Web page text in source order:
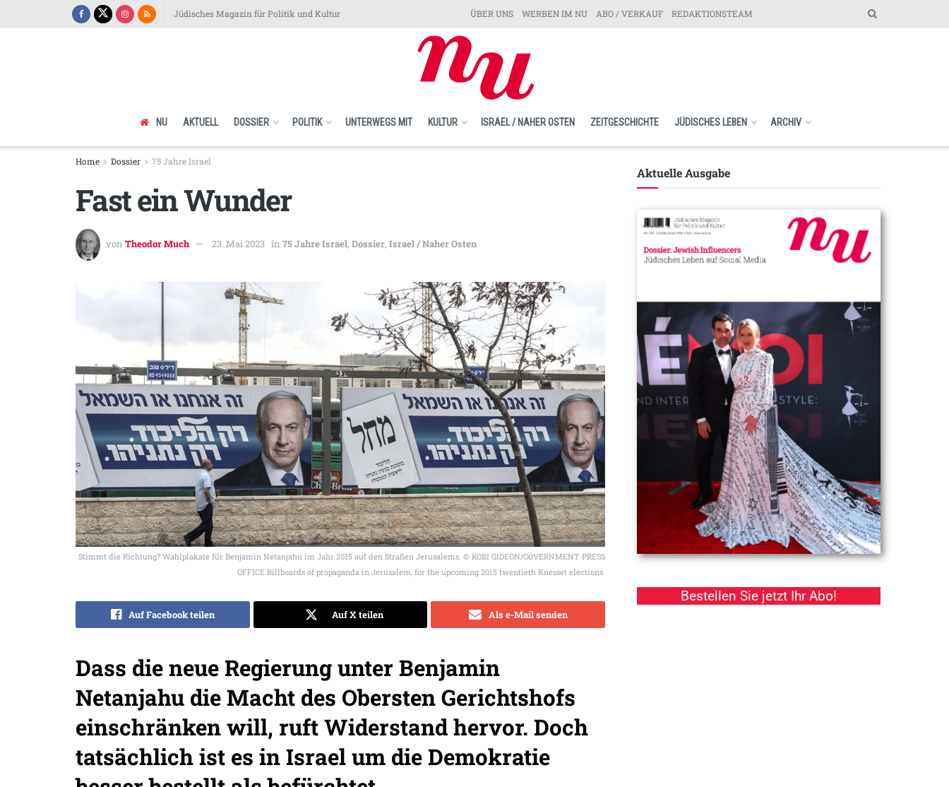
Jüdisches Magazin für Politik und Kultur ÜBER UNS WERBEN IM NU ABO / VERKAUF REDAKTIONSTEAM
NU AKTUELL DOSSIER POLITIK UNTERWEGS MIT KULTUR ISRAEL / NAHER OSTEN ZEITGESCHICHTE JÜDISCHES LEBEN ARCHIV
Home Dossier 75 Jahre Israel
Fast ein Wunder
von Theodor Much 23. Mai 2023 in 75 Jahre Israel, Dossier, Israel / Naher Osten
Stimmt die Richtung? Wahlplakate für Benjamin Netanjahu im Jahr 2015 auf den Straßen Jerusalems. © KOBI GIDEON/GOVERNMENT PRESS
OFFICE Billboards of propaganda in Jerusalem, for the upcoming 2015 twentieth Knesset elections.
Auf Facebook teilen Auf X teilen Als e-Mail senden
Dass die neue Regierung unter Benjamin
Netanjahu die Macht des Obersten Gerichtshofs
einschränken will, ruft Widerstand hervor. Doch
tatsächlich ist es in Israel um die Demokratie
Aktuelle Ausgabe​
Bestellen Sie jetzt Ihr Abo!